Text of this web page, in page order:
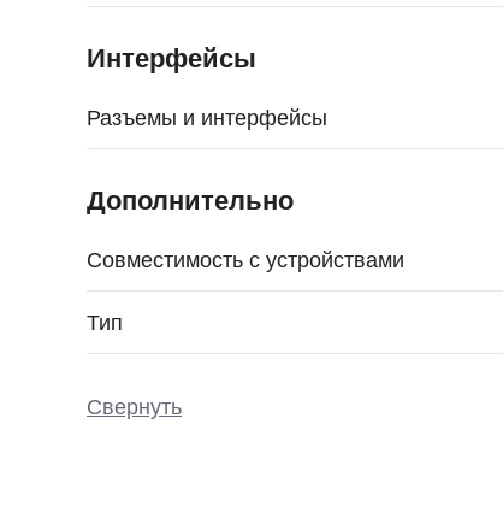
Интерфейсы
Разъемы и интерфейсы
Дополнительно
Совместимость с устройствами
Тип
Свернуть